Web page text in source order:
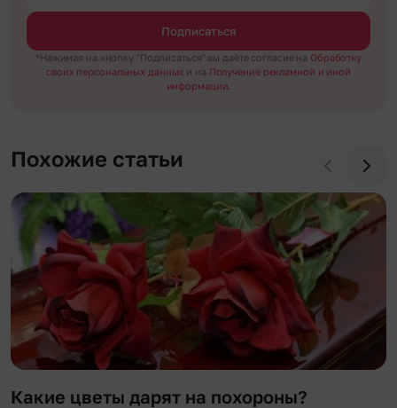
Подписаться
*Нажимая на кнопку "Подписаться" вы даёте согласие на Обработку
своих персональных данных и на Получение рекламной и иной
информации.
Похожие статьи
Какие цветы дарят на похороны?